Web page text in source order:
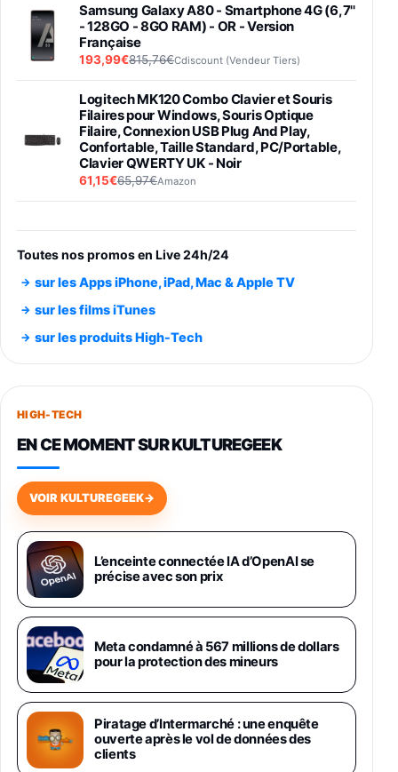
Samsung Galaxy A80 - Smartphone 4G (6,7''
- 128GO - 8GO RAM) - OR - Version
Française
193,99€815,76€Cdiscount (Vendeur Tiers)
Logitech MK120 Combo Clavier et Souris
Filaires pour Windows, Souris Optique
Filaire, Connexion USB Plug And Play,
Confortable, Taille Standard, PC/Portable,
Clavier QWERTY UK - Noir
61,15€65,97€Amazon
entraénement direct 3 vitesses (33-45-78
trs/min) avec pre-ampli intégré et port USB
Smartphone SAMSUNG Galaxy S26 Ultra
891,99€1199€Fnac (Vendeur Tiers)
Smartphone SAMSUNG Galaxy S26+ Violet
749,99€
648,63€834,71€
Samsung Galaxy Miracle Ultra, Smartphone
Android 5G avec Galaxy AI, 512 Go,
Chargeur Secteur Rapide 25W Inclus,
Smartphone déverrouillé, Noir, Version FR
1019€
Galaxy S26 Ultra 512 Go Bleu
1019€1399€Fnac (Vendeur Tiers)
Galaxy S26 Ultra 256 Go Violet
892€1199€ Fnac (Vendeur Tiers)
Toutes nos promos en Live 24h/24
sur les Apps iPhone, iPad, Mac & Apple TV
sur les films iTunes
sur les produits High-Tech
HIGH-TECH
EN CE MOMENT SUR KULTUREGEEK
VOIR KULTUREGEEK→
L’enceinte connectée IA d’OpenAI se
précise avec son prix
Meta condamné à 567 millions de dollars
pour la protection des mineurs
Piratage d’Intermarché : une enquête
ouverte après le vol de données des
clients